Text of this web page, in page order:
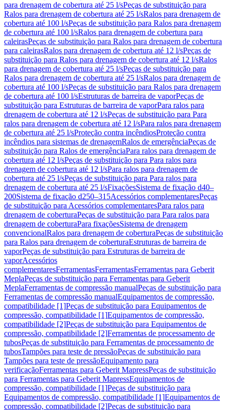
para drenagem de cobertura até 25 l/sPeças de substituição para
Ralos para drenagem de cobertura até 25 l/sRalos para drenagem de
cobertura até 100 l/sPeças de substituição para Ralos para drenagem
de cobertura até 100 l/sRalos para drenagem de cobertura para
caleirasPeças de substituição para Ralos para drenagem de cobertura
para caleirasRalos para drenagem de cobertura até 12 l/sPeças de
substituição para Ralos para drenagem de cobertura até 12 l/sRalos
para drenagem de cobertura até 25 l/sPeças de substituição para
Ralos para drenagem de cobertura até 25 l/sRalos para drenagem de
cobertura até 100 l/sPeças de substituição para Ralos para drenagem
de cobertura até 100 l/sEstruturas de barreira de vaporPeças de
substituição para Estruturas de barreira de vaporPara ralos para
drenagem de cobertura até 12 l/sPeças de substituição para Para
ralos para drenagem de cobertura até 12 l/sPara ralos para drenagem
de cobertura até 25 l/sProteção contra incêndiosProteção contra
incêndios para sistemas de drenagemRalos de emergênciaPeças de
substituição para Ralos de emergênciaPara ralos para drenagem de
cobertura até 12 l/sPeças de substituição para Para ralos para
drenagem de cobertura até 12 l/sPara ralos para drenagem de
cobertura até 25 l/sPeças de substituição para Para ralos para
drenagem de cobertura até 25 l/sFixaçõesSistema de fixação d40–
200Sistema de fixação d250–315Acessórios complementaresPeças
de substituição para Acessórios complementaresPara ralos para
drenagem de coberturaPeças de substituição para Para ralos para
drenagem de coberturaPara fixaçõesSistema de drenagem
convencionalRalos para drenagem de coberturaPeças de substituição
para Ralos para drenagem de coberturaEstruturas de barreira de
vaporPeças de substituição para Estruturas de barreira de
vaporAcessórios
complementaresFerramentasFerramentasFerramentas para Geberit
MeplaPeças de substituição para Ferramentas para Geberit
MeplaFerramentas de compressão manualPeças de substituição para
Ferramentas de compressão manualEquipamentos de compressão,
compatibilidade [1]Peças de substituição para Equipamentos de
compressão, compatibilidade [1]Equipamentos de compressão,
compatibilidade [2]Peças de substituição para Equipamentos de
compressão, compatibilidade [2]Ferramentas de processamento de
tubosPeças de substituição para Ferramentas de processamento de
tubosTampões para teste de pressãoPeças de substituição para
Tampões para teste de pressãoEquipamento para
verificaçãoFerramentas para Geberit MapressPeças de substituição
para Ferramentas para Geberit MapressEquipamentos de
compressão, compatibilidade [1]Peças de substituição para
Equipamentos de compressão, compatibilidade [1]Equipamentos de
compressão, compatibilidade [2]Peças de substituição para